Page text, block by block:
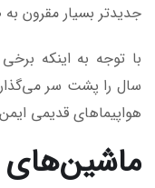
جدیدتر بسیار مقرون
سال را پشت سر
هواپیماهای قدیمی
ماشین‌های